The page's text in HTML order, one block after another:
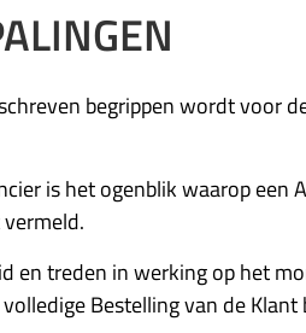
begrippen wordt voor
is het ogenblik waarop
en treden in werking op het
Bestelling van de